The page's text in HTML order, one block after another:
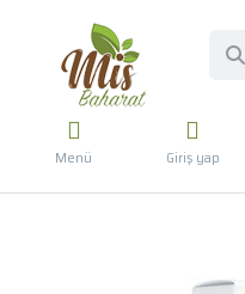
Menü Giriş yap